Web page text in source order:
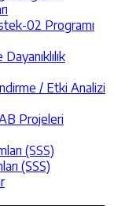
02 Programı
/ Etki Analizi
Projeleri
(SSS)
(SSS)